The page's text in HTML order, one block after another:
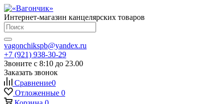
Интернет-магазин канцелярских товаров
vagonchikspb@yandex.ru
+7 (921) 938-30-29
Звоните с 8:10 до 23.00
Заказать звонок
Сравнение0
Отложенные 0